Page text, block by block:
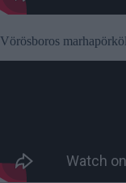
Vörösboros